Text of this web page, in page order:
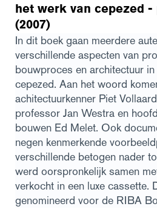
het werk van cepezed
(2007)
In dit boek gaan meerdere
verschillende aspecten van
bouwproces en architectuur
cepezed. Aan het woord
achitectuurkenner Piet
professor Jan Westra en
bouwen Ed Melet. Ook
negen kenmerkende
verschillende betogen nader
werd oorspronkelijk samen
verkocht in een luxe cassette.
genomineerd voor de RIBA